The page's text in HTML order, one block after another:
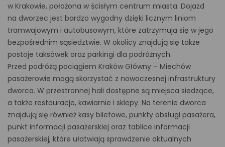
w Krakowie, położona w ścisłym centrum miasta. Dojazd
na dworzec jest bardzo wygodny dzięki licznym liniom
tramwajowym i autobusowym, które zatrzymują się w jego
bezpośrednim sąsiedztwie. W okolicy znajdują się także
postoje taksówek oraz parkingi dla podróżnych.
Przed podróżą pociągiem Kraków Główny – Miechów
pasażerowie mogą skorzystać z nowoczesnej infrastruktury
dworca. W przestronnej hali dostępne są miejsca siedzące,
a także restauracje, kawiarnie i sklepy. Na terenie dworca
znajdują się również kasy biletowe, punkty obsługi pasażera,
punkt informacji pasażerskiej oraz tablice informacji
pasażerskiej, które ułatwiają sprawdzenie aktualnych